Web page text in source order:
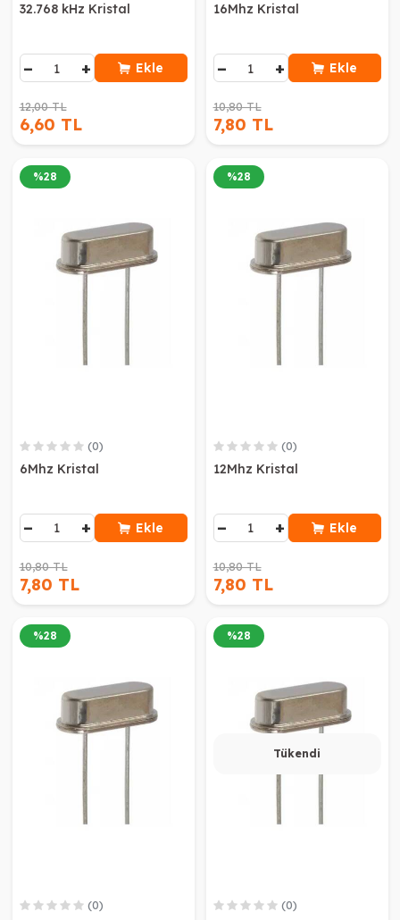
32.768 kHz Kristal
− + Ekle
12,00 TL
6,60 TL
16Mhz Kristal
− + Ekle
10,80 TL
7,80 TL
%28
(0)
6Mhz Kristal
− + Ekle
10,80 TL
7,80 TL
%28
(0)
12Mhz Kristal
− + Ekle
10,80 TL
7,80 TL
%28
(0)
Tükendi
%28
(0)